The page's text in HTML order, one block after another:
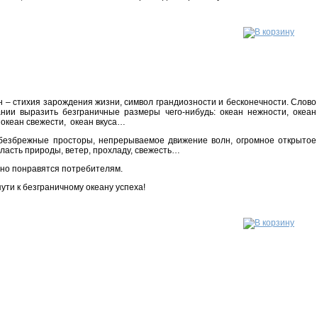
стихия зарождения жизни, символ грандиозности и бесконечности. Слово
выразить безграничные размеры чего-нибудь: океан нежности, океан
свежести, океан вкуса…
просторы, непрерываемое движение волн, огромное открытое
природы, ветер, прохладу, свежесть…
понравятся потребителям.
к безграничному океану успеха!